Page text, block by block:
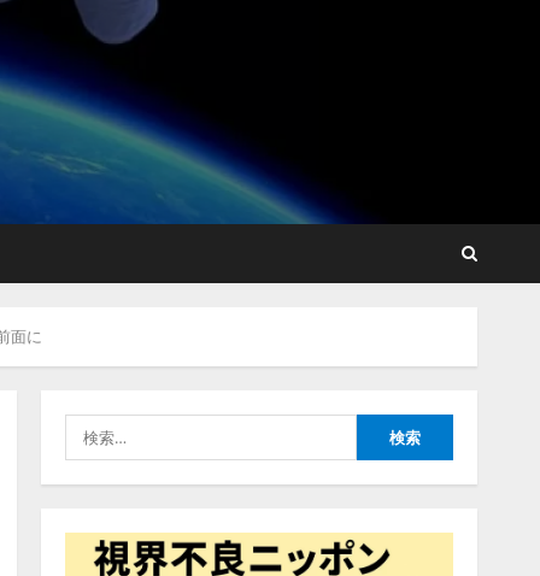
面に
索:
グ動画公開 「もしAIが自分
を分析したら、すぐ休めと
言われる自信がある」「昨
年の夏はカブトムシを捕ま
えたり、虫と戦ったり…」
アシストAIテラス、ガバナ
ンス機能を備えたAIエージ
ェントプラットフォーム
「QueryPie AIP」を提供開
5
2026/08/06/11:53:44